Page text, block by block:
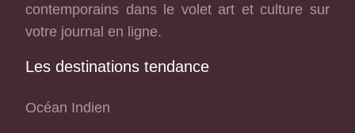
contemporains dans le volet art et culture sur
votre journal en ligne.
Les destinations tendance
Océan Indien